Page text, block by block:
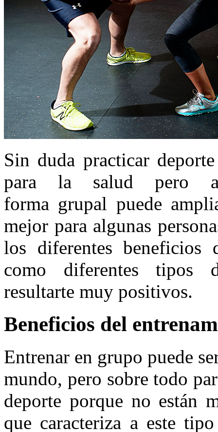
Sin duda practicar
para la salud pero
forma grupal puede
mejor para algunas
los diferentes beneficios
como diferentes tipos
resultarte muy positivos.
Beneficios del
Entrenar en grupo puede
mundo, pero sobre todo
deporte porque no están
que caracteriza a este